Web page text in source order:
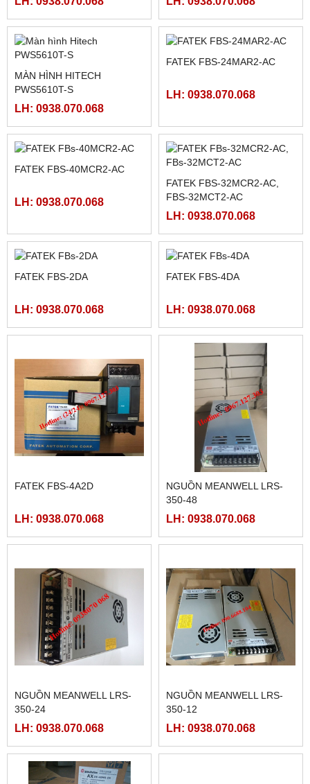
LRS-350-36, LRS-350-27,
LRS-350-48
MÀN HÌNH WEINTEK
MT8071IP2
LH: 0938.070.068
MÀN HÌNH HAKKO FUJI
LH: 0938.070.068
BỘ ĐIỀU KHIỂN MÁY CẮT
130BYG350B ( 50N.M)
LH: 0938.070.068
CÁC LOẠI CARD FATEK :
FBS-CB25, FBS-CB55, FBS-
CB2, FBS-CB5
AC, FBS-60MCR2-AC,FBS-
60MAT2-AC, FBS-60MCT2-
AC,
LH: 0938.070.068
PLC FATEK FBS-40MAR2-
AC, FBS-40MCR2-AC, FBS-
40MCRT-AC, FBS-40MART-
AC
LH: 0938.070.068
102HE
LH: 0938.070.068
MCGSTPC TPC1162HII
LH: 0938.070.068
MÀN HÌNH HMIGXU3512 -
7INCH CÓ ETHRNET
LH: 0938.070.068
MÀN HÌNH FUJI HAKKO
LH: 0938.070.068
PWS5610T-S
FATEK FBS-24MAR2-AC
LH: 0938.070.068
FATEK FBS-40MCR2-AC
LH: 0938.070.068
FATEK FBS-32MCR2-AC,
FBS-32MCT2-AC
LH: 0938.070.068
FATEK FBS-2DA
LH: 0938.070.068
FATEK FBS-4DA